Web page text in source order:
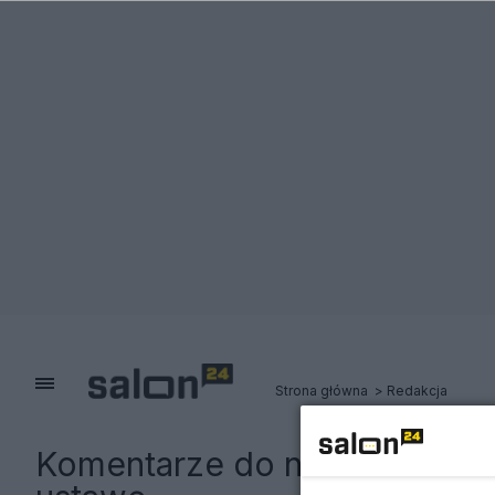
Strona główna Redakcja
Komentarze do notki: